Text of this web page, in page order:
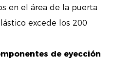
en el área de la puerta
excede los 200
de eyección